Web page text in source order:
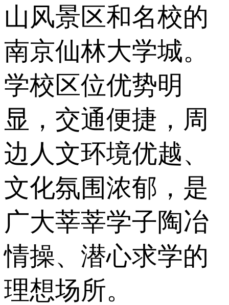
山风景区和名校的
南京仙林大学城。
学校区位优势明
显，交通便捷，周
边人文环境优越、
文化氛围浓郁，是
广大莘莘学子陶冶
情操、潜心求学的
理想场所。